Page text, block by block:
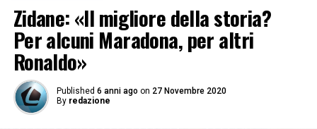
Zidane: «Il migliore della storia?
Per alcuni Maradona, per altri
Ronaldo»
Published 6 anni ago on 27 Novembre 2020
By redazione